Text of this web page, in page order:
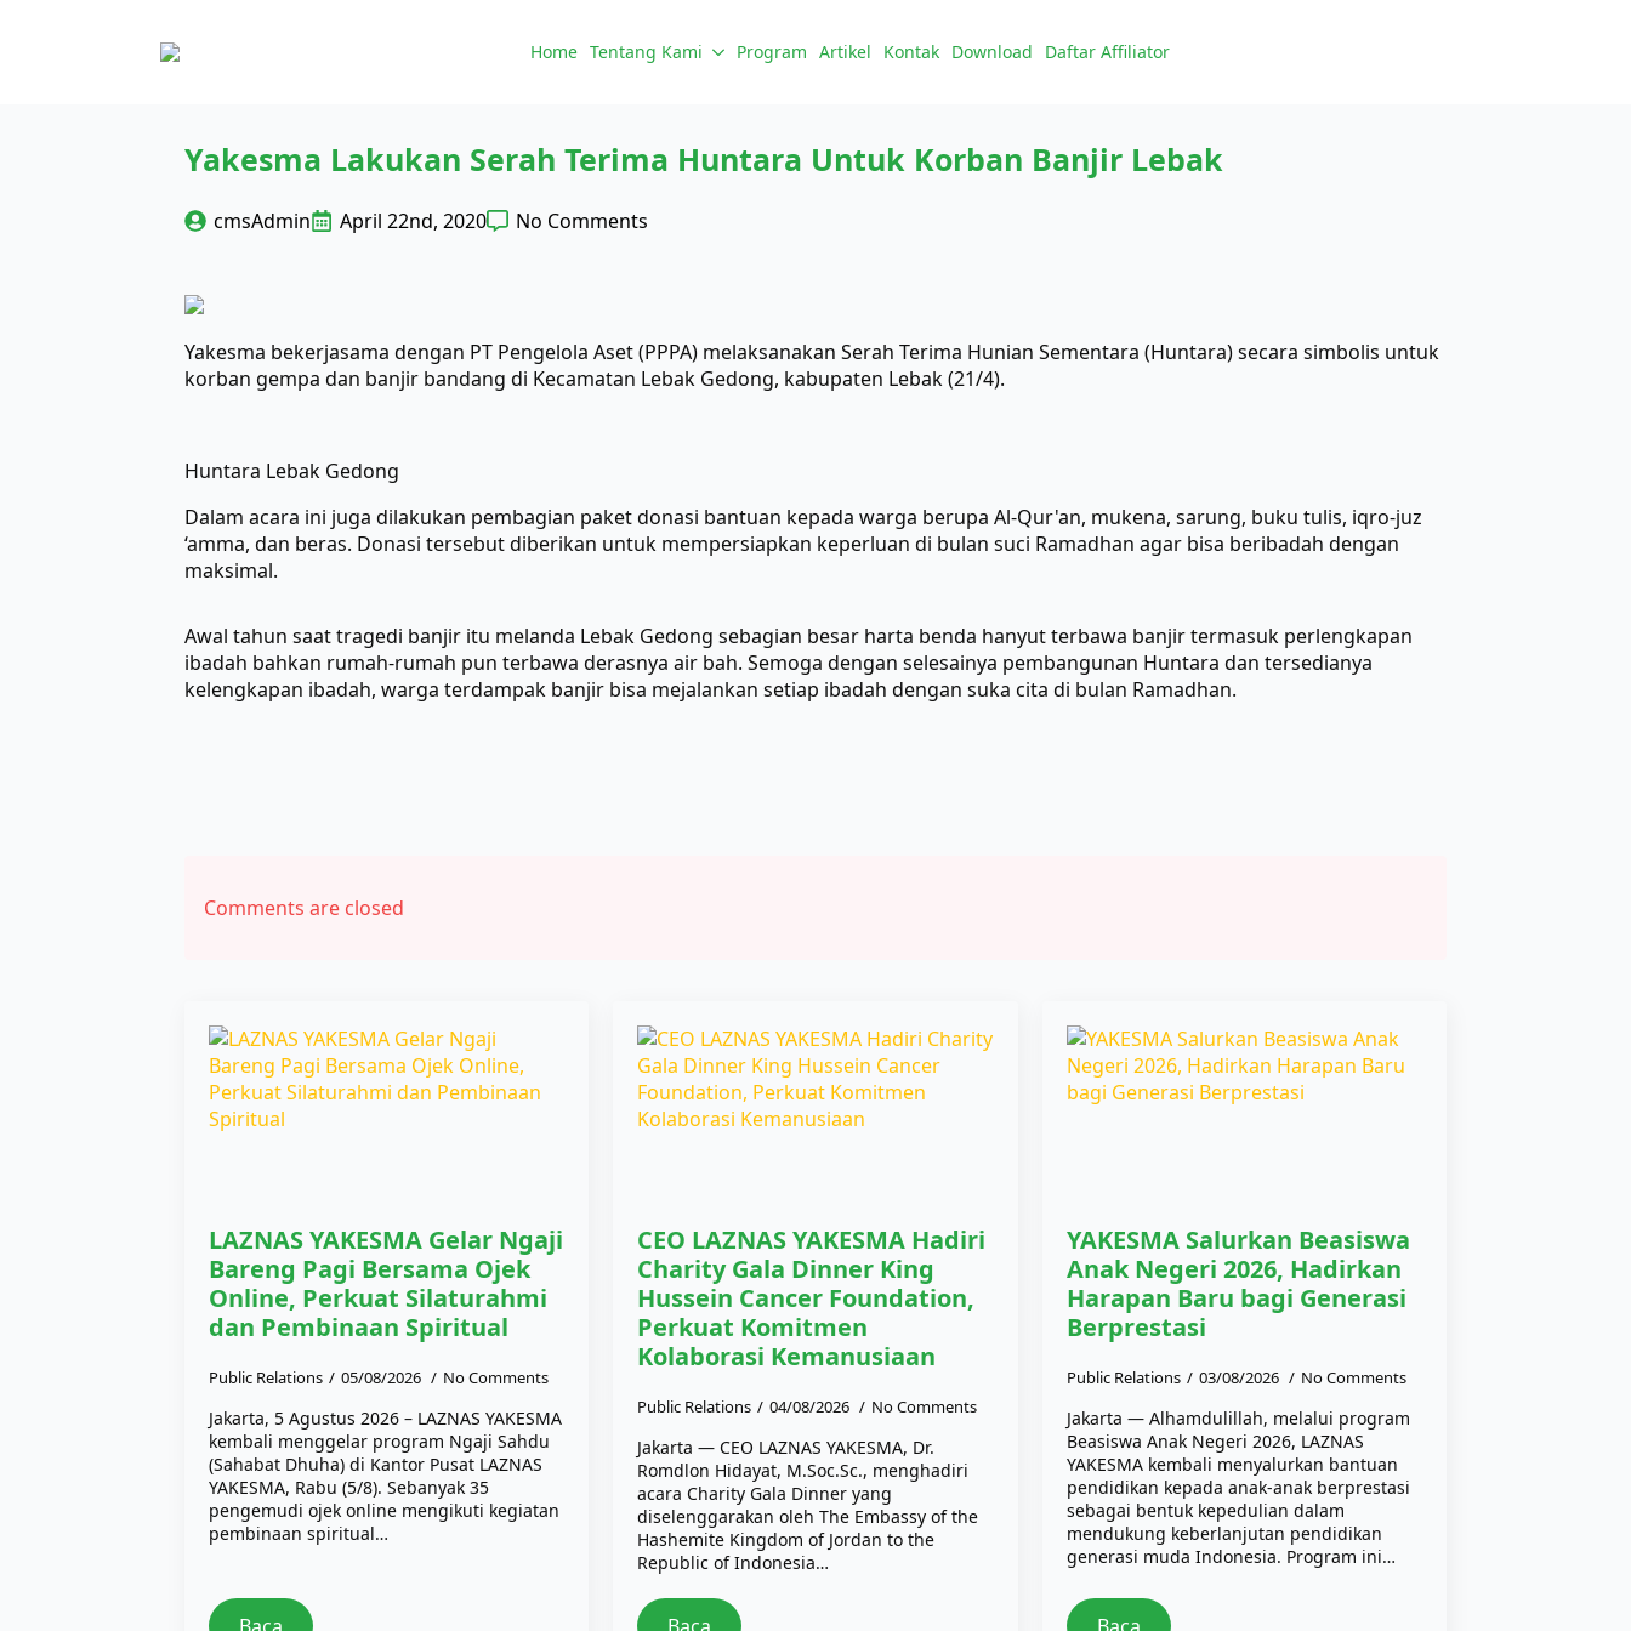
Home Tentang Kami Program Artikel Kontak Download Daftar Affiliator
Yakesma Lakukan Serah Terima Huntara Untuk Korban Banjir Lebak
cmsAdmin April 22nd, 2020 No Comments
Yakesma bekerjasama dengan PT Pengelola Aset (PPPA) melaksanakan Serah Terima Hunian Sementara (Huntara) secara simbolis untuk
korban gempa dan banjir bandang di Kecamatan Lebak Gedong, kabupaten Lebak (21/4).
Huntara Lebak Gedong
Dalam acara ini juga dilakukan pembagian paket donasi bantuan kepada warga berupa Al-Qur'an, mukena, sarung, buku tulis, iqro-juz
‘amma, dan beras. Donasi tersebut diberikan untuk mempersiapkan keperluan di bulan suci Ramadhan agar bisa beribadah dengan
maksimal.
Awal tahun saat tragedi banjir itu melanda Lebak Gedong sebagian besar harta benda hanyut terbawa banjir termasuk perlengkapan
ibadah bahkan rumah-rumah pun terbawa derasnya air bah. Semoga dengan selesainya pembangunan Huntara dan tersedianya
kelengkapan ibadah, warga terdampak banjir bisa mejalankan setiap ibadah dengan suka cita di bulan Ramadhan.
Comments are closed
LAZNAS YAKESMA Gelar Ngaji
Bareng Pagi Bersama Ojek
Online, Perkuat Silaturahmi
dan Pembinaan Spiritual
Public Relations 05/08/2026 No Comments
Jakarta, 5 Agustus 2026 – LAZNAS YAKESMA
kembali menggelar program Ngaji Sahdu
(Sahabat Dhuha) di Kantor Pusat LAZNAS
YAKESMA, Rabu (5/8). Sebanyak 35
pengemudi ojek online mengikuti kegiatan
pembinaan spiritual…
CEO LAZNAS YAKESMA Hadiri
Charity Gala Dinner King
Hussein Cancer Foundation,
Perkuat Komitmen
Kolaborasi Kemanusiaan
Public Relations 04/08/2026 No Comments
Jakarta — CEO LAZNAS YAKESMA, Dr.
Romdlon Hidayat, M.Soc.Sc., menghadiri
acara Charity Gala Dinner yang
diselenggarakan oleh The Embassy of the
Hashemite Kingdom of Jordan to the
Republic of Indonesia…
YAKESMA Salurkan Beasiswa
Anak Negeri 2026, Hadirkan
Harapan Baru bagi Generasi
Berprestasi
Public Relations 03/08/2026 No Comments
Jakarta — Alhamdulillah, melalui program
Beasiswa Anak Negeri 2026, LAZNAS
YAKESMA kembali menyalurkan bantuan
pendidikan kepada anak-anak berprestasi
sebagai bentuk kepedulian dalam
mendukung keberlanjutan pendidikan
generasi muda Indonesia. Program ini…